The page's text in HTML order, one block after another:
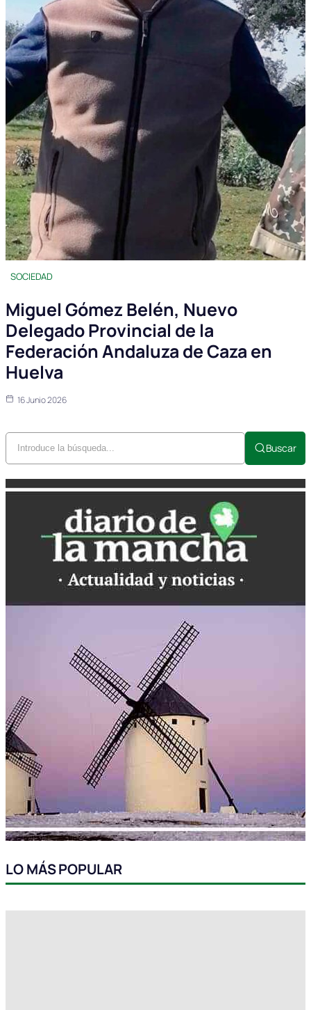
SOCIEDAD
Miguel Gómez Belén, Nuevo
Delegado Provincial de la
Federación Andaluza de Caza en
Huelva
16 Junio 2026
Buscar
LO MÁS POPULAR